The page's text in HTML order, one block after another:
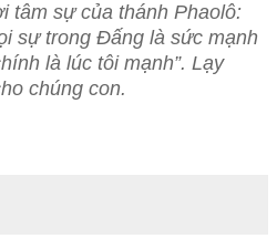
tâm sự của thánh Phaolô:
sự trong Đấng là sức mạnh
là lúc tôi mạnh”. Lạy
chúng con.